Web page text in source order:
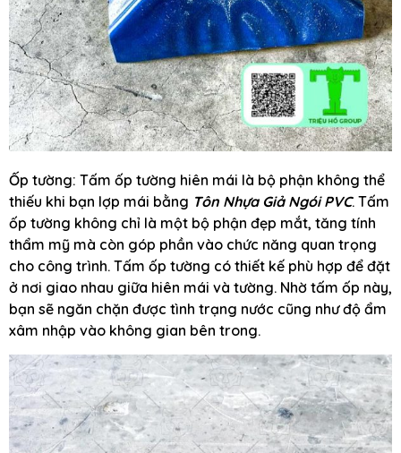
Ốp tường: Tấm ốp tường hiên mái là bộ phận không thể
thiếu khi bạn lợp mái bằng Tôn Nhựa Giả Ngói PVC. Tấm
ốp tường không chỉ là một bộ phận đẹp mắt, tăng tính
thẩm mỹ mà còn góp phần vào chức năng quan trọng
cho công trình. Tấm ốp tường có thiết kế phù hợp để đặt
ở nơi giao nhau giữa hiên mái và tường. Nhờ tấm ốp này,
bạn sẽ ngăn chặn được tình trạng nước cũng như độ ẩm
xâm nhập vào không gian bên trong.